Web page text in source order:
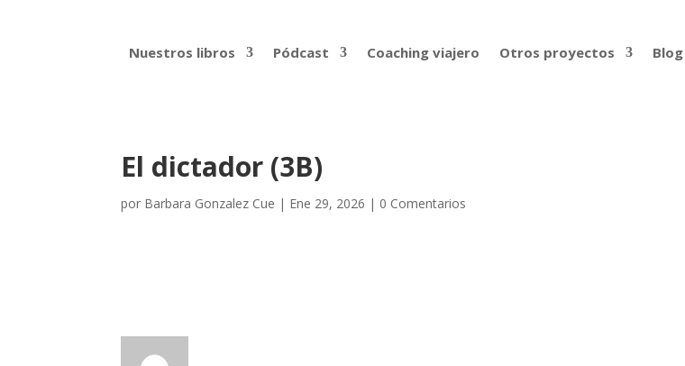
Nuestros libros Pódcast Coaching viajero Otros proyectos Blog
El dictador (3B)
por Barbara Gonzalez Cue | Ene 29, 2026 | 0 Comentarios